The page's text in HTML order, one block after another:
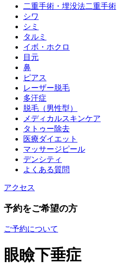
二重手術・埋没法二重手術
シワ
シミ
タルミ
イボ・ホクロ
目元
鼻
ピアス
レーザー脱毛
多汗症
脱毛（男性型）
メディカルスキンケア
タトゥー除去
医療ダイエット
マッサージピール
デンシティ
よくある質問
アクセス
予約をご希望の方
ご予約について
眼瞼下垂症